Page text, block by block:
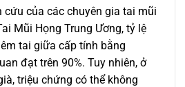
cứu của các chuyên gia tai mũi
Mũi Họng Trung Ương, tỷ lệ
tai giữa cấp tính bằng
đạt trên 90%. Tuy nhiên, ở
triệu chứng có thể không